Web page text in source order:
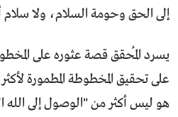
إلى الحق وحومة السلام، ولا
يسرد المُحقق قصة عثوره على
على تحقيق المخطوطة المطمورة
هو ليس أكثر من "الوصول إلى الله